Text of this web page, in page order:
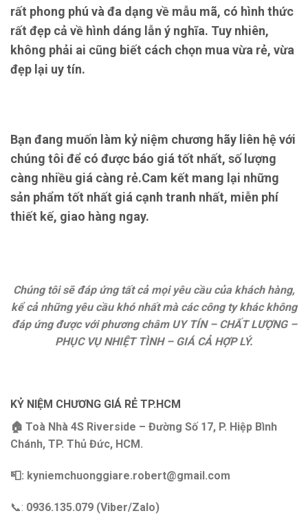
rất phong phú và đa dạng về mẫu mã, có hình thức
rất đẹp cả về hình dáng lẫn ý nghĩa. Tuy nhiên,
không phải ai cũng biết cách chọn mua vừa rẻ, vừa
đẹp lại uy tín.
Bạn đang muốn làm kỷ niệm chương hãy liên hệ với
chúng tôi để có được báo giá tốt nhất, số lượng
càng nhiều giá càng rẻ.Cam kết mang lại những
sản phẩm tốt nhất giá cạnh tranh nhất, miễn phí
thiết kế, giao hàng ngay.
Chúng tôi sẽ đáp ứng tất cả mọi yêu cầu của khách hàng,
kể cả những yêu cầu khó nhất mà các công ty khác không
đáp ứng được với phương châm UY TÍN – CHẤT LƯỢNG –
PHỤC VỤ NHIỆT TÌNH – GIÁ CẢ HỢP LÝ.
KỶ NIỆM CHƯƠNG GIÁ RẺ TP.HCM
🏠 Toà Nhà 4S Riverside – Đường Số 17, P. Hiệp Bình
Chánh, TP. Thủ Đức, HCM.
📮: kyniemchuonggiare.robert@gmail.com
📞: 0936.135.079 (Viber/Zalo)